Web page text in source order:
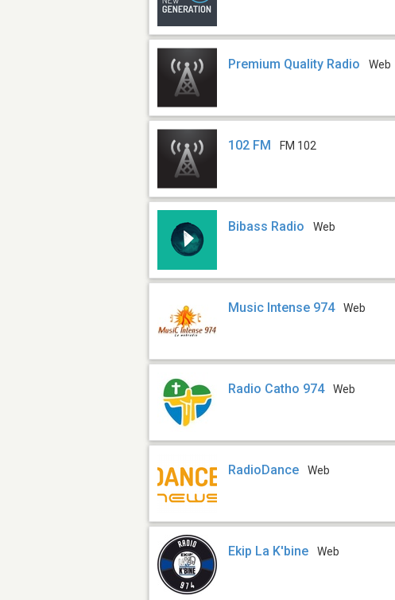
Premium Quality Radio Web
102 FM FM 102
Bibass Radio Web
Music Intense 974 Web
Radio Catho 974 Web
RadioDance Web
Ekip La K'bine Web